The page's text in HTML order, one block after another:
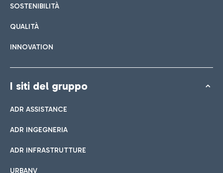
SOSTENIBILITÀ
QUALITÀ
INNOVATION
I siti del gruppo
ADR ASSISTANCE
ADR INGEGNERIA
ADR INFRASTRUTTURE
URBANV